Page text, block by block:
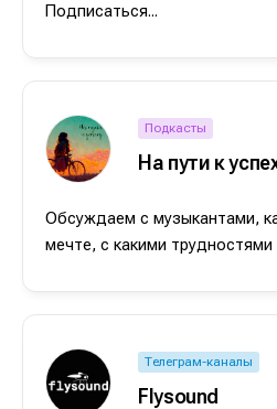
Подписаться...
Подкасты
На пути к
Обсуждаем с музыкантами,
мечте, с какими трудностями
Телеграм-каналы
Flysound